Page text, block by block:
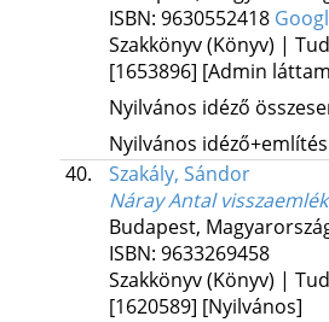
ISBN: 9630552418
Szakkönyv (Könyv) |
[1653896] [Admin
Nyilvános idéző
Nyilvános
40.
Szakály, Sándor
Náray Antal
Budapest,
ISBN: 9633269458
Szakkönyv (Könyv) |
[1620589] [Nyilvános]